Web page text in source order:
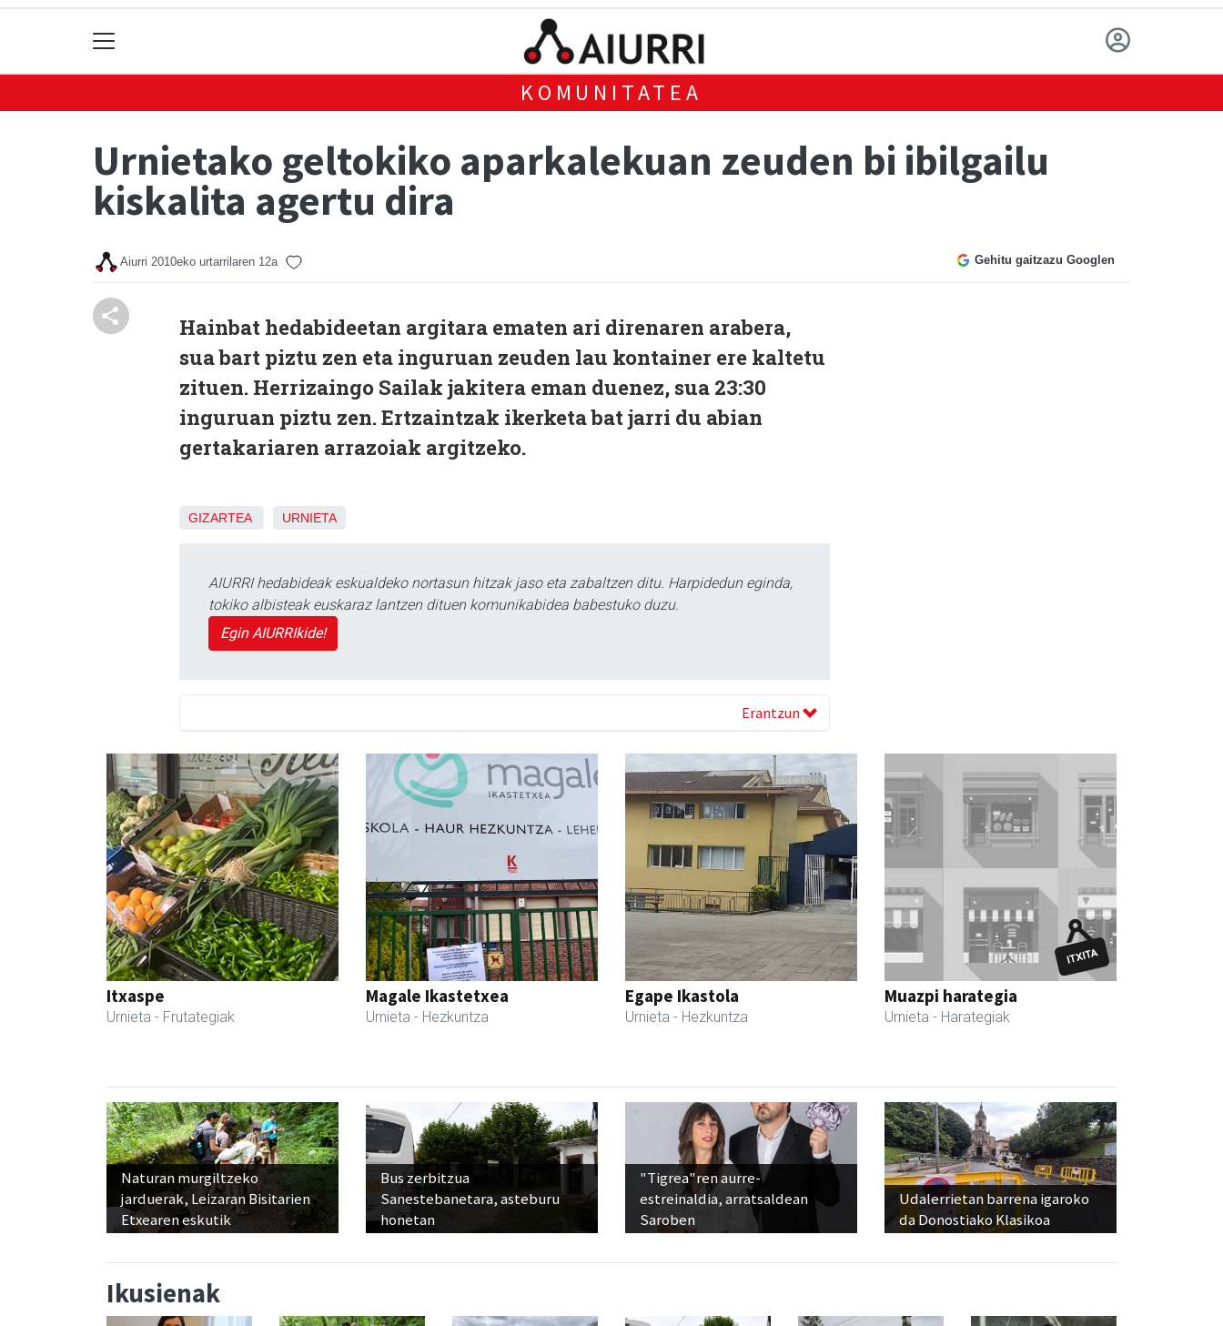
KOMUNITATEA
Urnietako geltokiko aparkalekuan zeuden bi ibilgailu
kiskalita agertu dira
Aiurri 2010eko urtarrilaren 12a Gehitu gaitzazu Googlen
Hainbat hedabideetan argitara ematen ari direnaren arabera,
sua bart piztu zen eta inguruan zeuden lau kontainer ere kaltetu
zituen. Herrizaingo Sailak jakitera eman duenez, sua 23:30
inguruan piztu zen. Ertzaintzak ikerketa bat jarri du abian
gertakariaren arrazoiak argitzeko.
GIZARTEA URNIETA
AIURRI hedabideak eskualdeko nortasun hitzak jaso eta zabaltzen ditu. Harpidedun eginda,
tokiko albisteak euskaraz lantzen dituen komunikabidea babestuko duzu.
Egin AIURRIkide!
Erantzun
Itxaspe
Urnieta - Frutategiak
Magale Ikastetxea
Urnieta - Hezkuntza
Egape Ikastola
Urnieta - Hezkuntza
Muazpi harategia
Urnieta - Harategiak
Naturan murgiltzeko
jarduerak, Leizaran Bisitarien
Etxearen eskutik
Bus zerbitzua
Sanestebanetara, asteburu
honetan
"Tigrea"ren aurre-
estreinaldia, arratsaldean
Saroben
Udalerrietan barrena igaroko
da Donostiako Klasikoa
Ikusienak